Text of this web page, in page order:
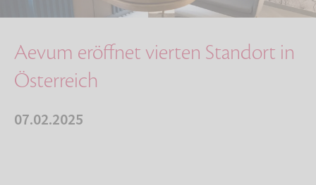
Aevum eröffnet vierten Standort in
Österreich
07.02.2025